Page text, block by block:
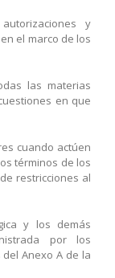
y
el marco de los
las materias
en que
cuando actúen
términos de los
restricciones al
y los demás
por los
Anexo A de la